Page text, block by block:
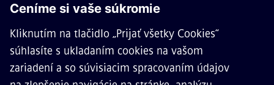
O SPOLOČNOSTI SIEMENS MOBILITY
KONTAKTUJTE NÁS
KARIÉRA